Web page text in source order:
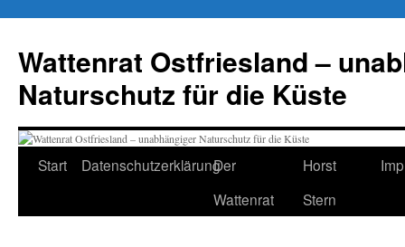
springen
Wattenrat Ostfriesland –
Naturschutz für die Küste
Start DatenschutzerklärungDer
Wattenrat
Horst
Stern